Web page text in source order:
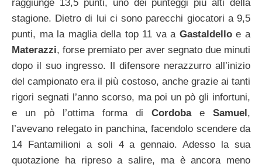
raggiunge 13,5 punti, uno dei punteggi più alti della
stagione. Dietro di lui ci sono parecchi giocatori a 9,5
punti, ma la maglia della top 11 va a Gastaldelloe a
Materazzi, forse premiato per aver segnato due minuti
dopo il suo ingresso. Il difensore nerazzurro all’inizio
del campionato era il più costoso, anche grazie ai tanti
rigori segnati l’anno scorso, ma poi un pò gli infortuni,
e un pò l’ottima forma di Cordoba e Samuel ,
l’avevano relegato in panchina, facendolo scendere da
14 Fantamilioni a soli 4 a gennaio. Adesso la sua
quotazione ha ripreso a salire, ma è ancora meno